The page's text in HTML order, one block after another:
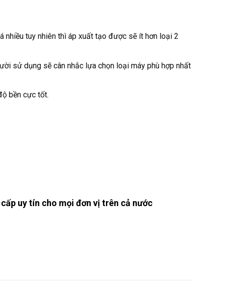
nhiều tuy nhiên thì áp xuất tạo được sẽ ít hơn loại 2
sử dụng sẽ cân nhắc lựa chọn loại máy phù hợp nhất
bền cực tốt.
uy tín cho mọi đơn vị trên cả nước